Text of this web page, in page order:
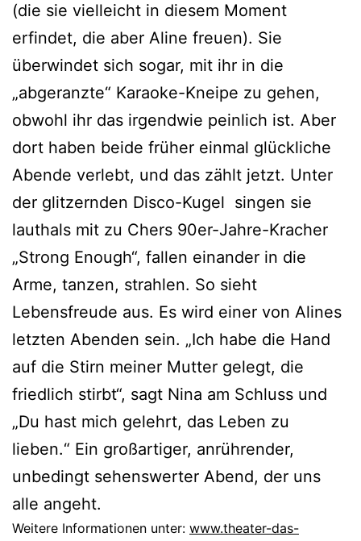
(die sie vielleicht in diesem Moment
erfindet, die aber Aline freuen). Sie
überwindet sich sogar, mit ihr in die
„abgeranzte“ Karaoke-Kneipe zu gehen,
obwohl ihr das irgendwie peinlich ist. Aber
dort haben beide früher einmal glückliche
Abende verlebt, und das zählt jetzt. Unter
der glitzernden Disco-Kugel singen sie
lauthals mit zu Chers 90er-Jahre-Kracher
„Strong Enough“, fallen einander in die
Arme, tanzen, strahlen. So sieht
Lebensfreude aus. Es wird einer von Alines
letzten Abenden sein. „Ich habe die Hand
auf die Stirn meiner Mutter gelegt, die
friedlich stirbt“, sagt Nina am Schluss und
„Du hast mich gelehrt, das Leben zu
lieben.“ Ein großartiger, anrührender,
unbedingt sehenswerter Abend, der uns
alle angeht.
Weitere Informationen unter: www.theater-das-